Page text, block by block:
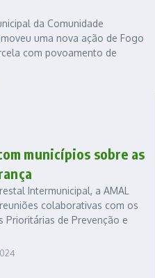
da Comunidade
uma nova ação de Fogo
com povoamento de
municípios sobre as
Intermunicipal, a AMAL
colaborativas com os
Prioritárias de Prevenção e